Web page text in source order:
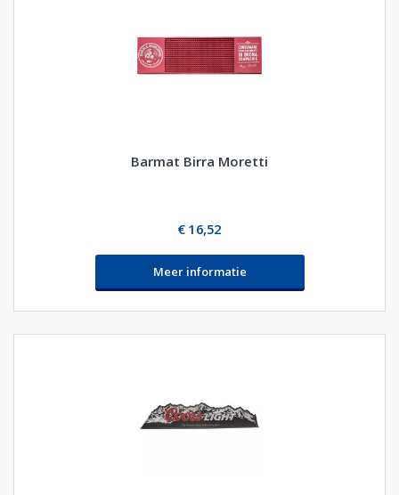
Barmat Birra Moretti
€ 16,52
Meer informatie